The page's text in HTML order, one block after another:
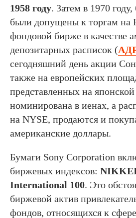
1958 году. Затем в 1970
были допущены к торгам на
фондовой бирже в качестве
депозитарных расписок (
сегодняшний день акции
также на европейских
представленных на
номинирована в иенах, а
на NYSE, продаются и
американские доллары.
Бумаги Sony Corporation
биржевых индексов:
International 100. Это
биржевой актив
фондов, относящихся к